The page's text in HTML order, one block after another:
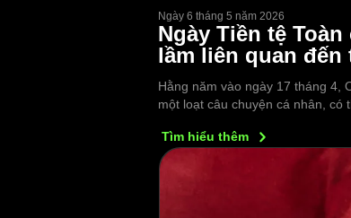
Ngày 6 tháng 5 năm 2026
Ngày Tiền tệ
lầm liên quan đến
Hằng năm vào ngày 17 tháng 4,
một loạt câu chuyện cá nhân, có
Tìm hiểu thêm